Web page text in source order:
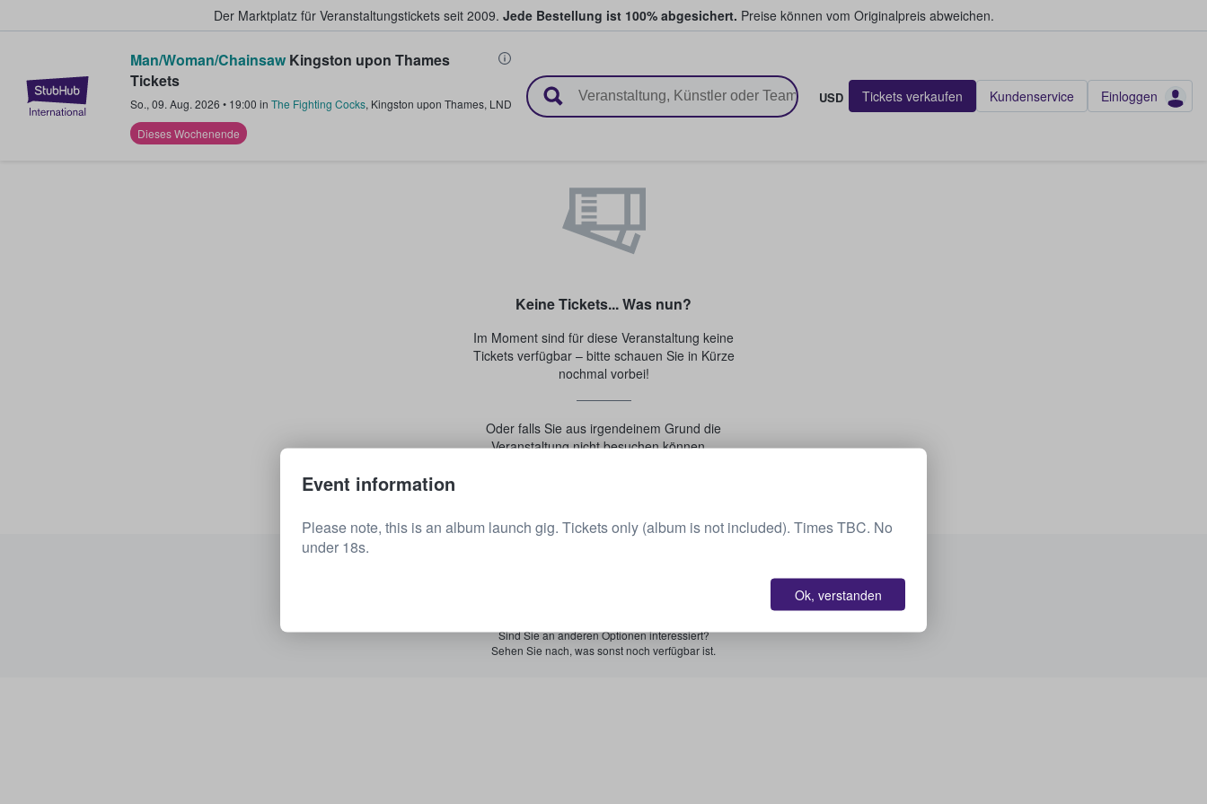
Der Marktplatz für Veranstaltungstickets seit 2009. Jede Bestellung ist 100% abgesichert. Preise können vom Originalpreis abweichen.
StubHub - Wo Fans Tickets kaufen & verkaufen
Man/Woman/ChainsawKingston upon Thames
Tickets
So., 09. Aug. 2026 • 19:00 in The Fighting Cocks, Kingston upon Thames, LND
Dieses Wochenende
USD Tickets verkaufen Kundenservice Einloggen
Keine Tickets... Was nun?
Im Moment sind für diese Veranstaltung keine
Tickets verfügbar – bitte schauen Sie in Kürze
nochmal vorbei!
Oder falls Sie aus irgendeinem Grund die
Veranstaltung nicht besuchen können...
Sind Sie an anderen Optionen interessiert?
Sehen Sie nach, was sonst noch verfügbar ist.
Event information
Please note, this is an album launch gig. Tickets only (album is not included). Times TBC. No
under 18s.
Ok, verstanden